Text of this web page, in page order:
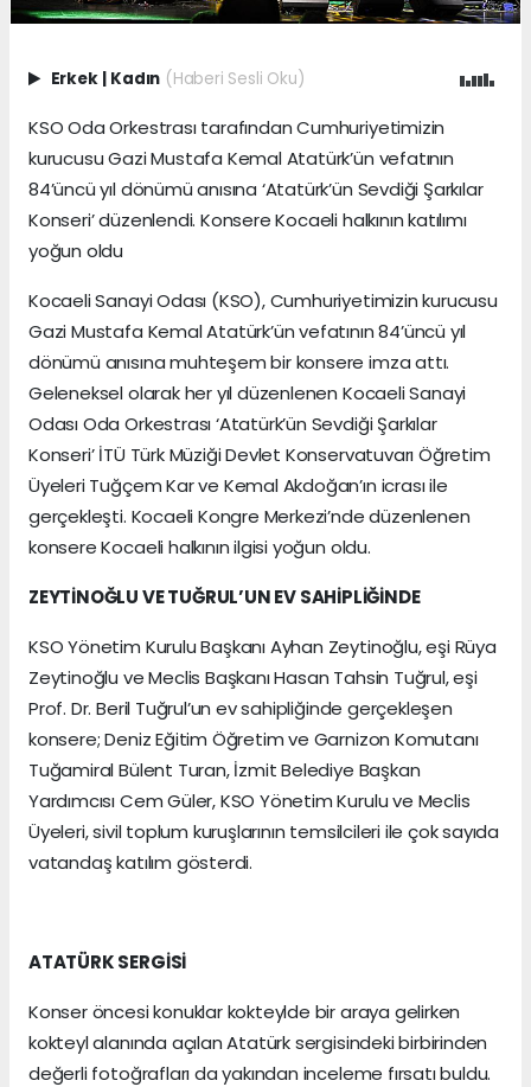
Erkek | Kadın (Haberi Sesli Oku)
KSO Oda Orkestrası tarafından Cumhuriyetimizin
kurucusu Gazi Mustafa Kemal Atatürk’ün vefatının
84’üncü yıl dönümü anısına ‘Atatürk’ün Sevdiği Şarkılar
Konseri’ düzenlendi. Konsere Kocaeli halkının katılımı
yoğun oldu
Kocaeli Sanayi Odası (KSO), Cumhuriyetimizin kurucusu
Gazi Mustafa Kemal Atatürk’ün vefatının 84’üncü yıl
dönümü anısına muhteşem bir konsere imza attı.
Geleneksel olarak her yıl düzenlenen Kocaeli Sanayi
Odası Oda Orkestrası ‘Atatürk’ün Sevdiği Şarkılar
Konseri’ İTÜ Türk Müziği Devlet Konservatuvarı Öğretim
Üyeleri Tuğçem Kar ve Kemal Akdoğan’ın icrası ile
gerçekleşti. Kocaeli Kongre Merkezi’nde düzenlenen
konsere Kocaeli halkının ilgisi yoğun oldu.
ZEYTİNOĞLU VE TUĞRUL’UN EV SAHİPLİĞİNDE
KSO Yönetim Kurulu Başkanı Ayhan Zeytinoğlu, eşi Rüya
Zeytinoğlu ve Meclis Başkanı Hasan Tahsin Tuğrul, eşi
Prof. Dr. Beril Tuğrul’un ev sahipliğinde gerçekleşen
konsere; Deniz Eğitim Öğretim ve Garnizon Komutanı
Tuğamiral Bülent Turan, İzmit Belediye Başkan
Yardımcısı Cem Güler, KSO Yönetim Kurulu ve Meclis
Üyeleri, sivil toplum kuruşlarının temsilcileri ile çok sayıda
vatandaş katılım gösterdi.
ATATÜRK SERGİSİ
Konser öncesi konuklar kokteylde bir araya gelirken
kokteyl alanında açılan Atatürk sergisindeki birbirinden
değerli fotoğrafları da yakından inceleme fırsatı buldu.